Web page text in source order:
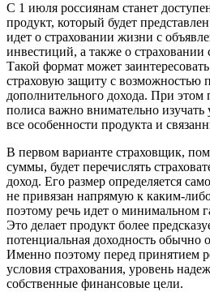
С 1 июля россиянам станет
продукт, который будет
идет о страховании жизни с
инвестиций, а также о страховании
Такой формат может
страховую защиту с возможностью
дополнительного дохода. При этом
полиса важно внимательно
все особенности продукта и
В первом варианте страховщик,
суммы, будет перечислять
доход. Его размер определяется
не привязан напрямую к каким-
поэтому речь идет о минимальном
Это делает продукт более
потенциальная доходность обычно
Именно поэтому перед принятием
условия страхования, уровень
собственные финансовые цели.